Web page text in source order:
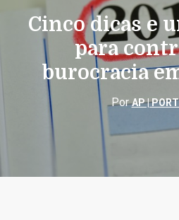
Cinco dicas e
para
burocracia
PorAP |